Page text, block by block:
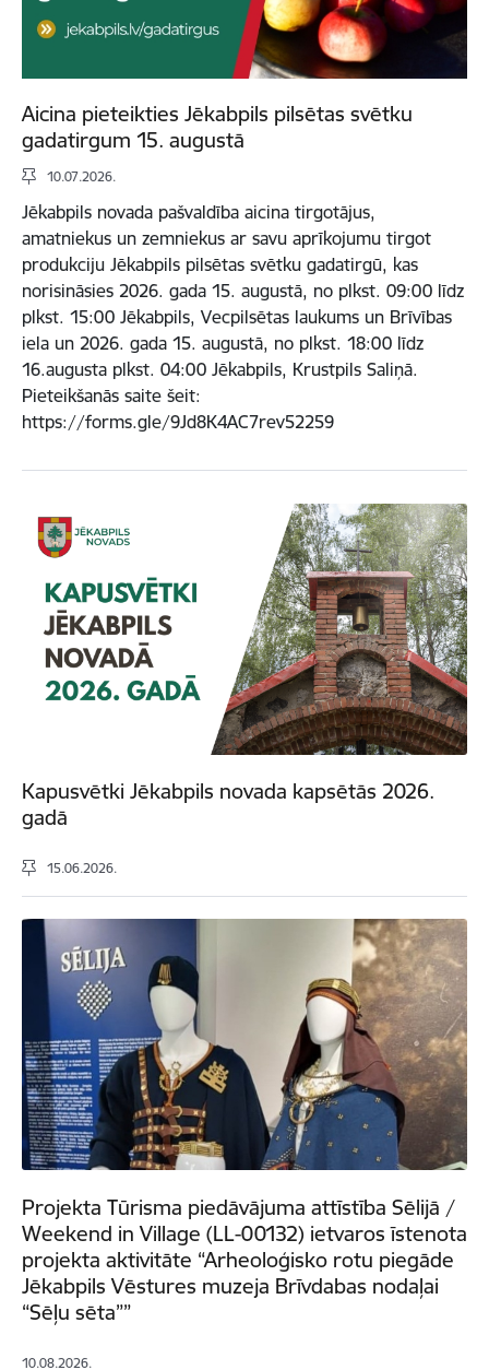
Aicina pieteikties Jēkabpils pilsētas svētku
gadatirgum 15. augustā
10.07.2026.
Jēkabpils novada pašvaldība aicina tirgotājus,
amatniekus un zemniekus ar savu aprīkojumu tirgot
produkciju Jēkabpils pilsētas svētku gadatirgū, kas
norisināsies 2026. gada 15. augustā, no plkst. 09:00 līdz
plkst. 15:00 Jēkabpils, Vecpilsētas laukums un Brīvības
iela un 2026. gada 15. augustā, no plkst. 18:00 līdz
16.augusta plkst. 04:00 Jēkabpils, Krustpils Saliņā.
Pieteikšanās saite šeit:
https://forms.gle/9Jd8K4AC7rev52259
Kapusvētki Jēkabpils novada kapsētās 2026.
gadā
15.06.2026.
Projekta Tūrisma piedāvājuma attīstība Sēlijā /
Weekend in Village (LL-00132) ietvaros īstenota
projekta aktivitāte “Arheoloģisko rotu piegāde
Jēkabpils Vēstures muzeja Brīvdabas nodaļai
“Sēļu sēta””
10.08.2026.